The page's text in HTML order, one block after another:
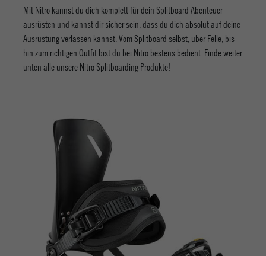
Mit Nitro kannst du dich komplett für dein Splitboard Abenteuer
ausrüsten und kannst dir sicher sein, dass du dich absolut auf deine
Ausrüstung verlassen kannst. Vom Splitboard selbst, über Felle, bis
hin zum richtigen Outfit bist du bei Nitro bestens bedient. Finde weiter
unten alle unsere Nitro Splitboarding Produkte!